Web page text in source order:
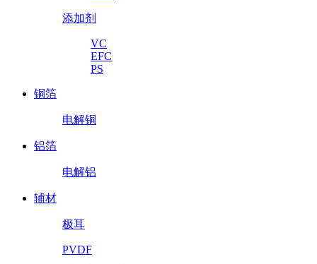
添加剂
VC
EFC
PS
铜箔
电解铜
铝箔
电解铝
辅材
极耳
PVDF